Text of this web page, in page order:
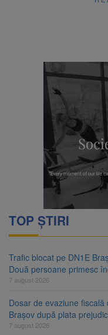
TOP ȘTIRI
Trafic blocat pe DN1E
Două persoane primesc
7 august 2026
Dosar de evaziune
Brașov după plata
7 august 2026